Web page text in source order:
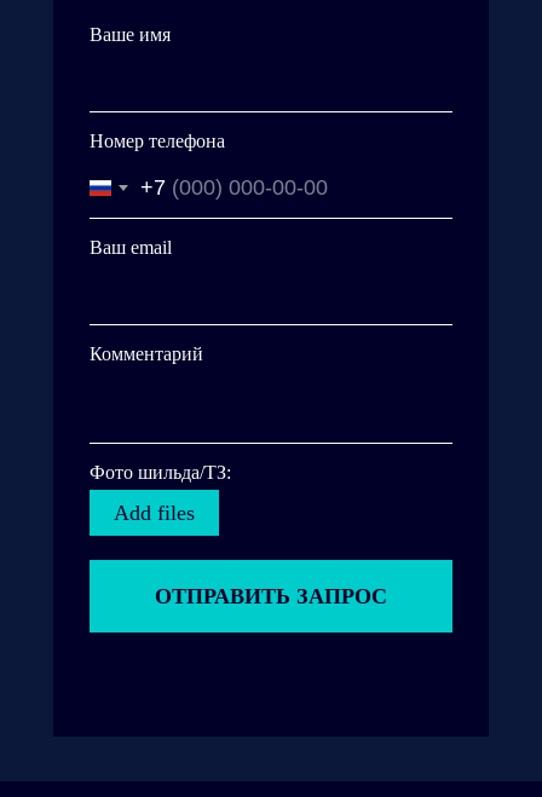
Ваше имя
Номер телефона
+7
Ваш email
Комментарий
Фото шильда/ТЗ:
Add files
ОТПРАВИТЬ ЗАПРОС